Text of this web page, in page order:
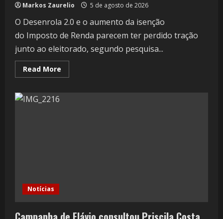
Markos Zaurelio 5 de agosto de 2026
O Desenrola 2.0 e o aumento da isenção
do Imposto de Renda parecem ter perdido tração
junto ao eleitorado, segundo pesquisa...
Read More
Notícias